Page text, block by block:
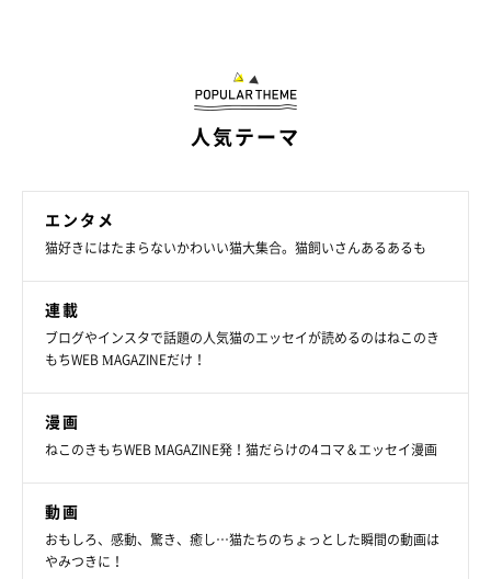
人気テーマ
エンタメ
猫好きにはたまらないかわいい猫大集合。猫飼いさんあるあるも
連載
ブログやインスタで話題の人気猫のエッセイが読めるのはねこのき
もちWEB MAGAZINEだけ！
漫画
ねこのきもちWEB MAGAZINE発！猫だらけの4コマ＆エッセイ漫画
動画
おもしろ、感動、驚き、癒し…猫たちのちょっとした瞬間の動画は
やみつきに！